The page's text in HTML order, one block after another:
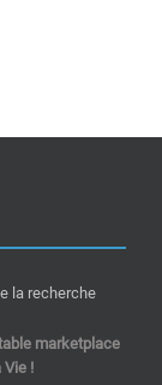
marketplace
Vie !